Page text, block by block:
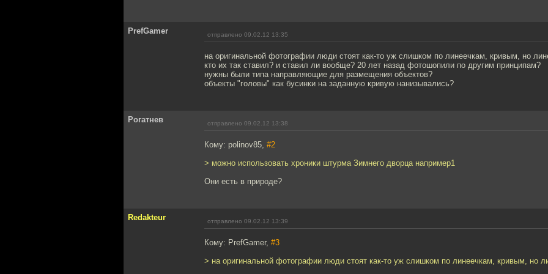
PrefGamer отправлено 09.02.12 13:35
на оригинальной фотографии люди стоят как-то уж слишком по линеечкам, кривым, но
кто их так ставил? и ставил ли вообще? 20 лет назад фотошопили по другим принципам?
нужны были типа направляющие для размещения объектов?
объекты "головы" как бусинки на заданную кривую нанизывались?
Рогатнев отправлено 09.02.12 13:38
Кому: polinov85, #2
> можно использовать хроники штурма Зимнего дворца например1
Они есть в природе?
Redakteur отправлено 09.02.12 13:39
Кому: PrefGamer, #3
> на оригинальной фотографии люди стоят как-то уж слишком по линеечкам, кривым, но